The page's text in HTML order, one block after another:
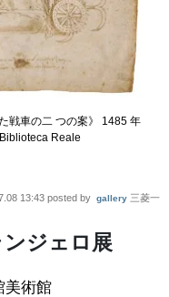
戦車の二 つの案》 1485 年
Reale
13:43posted by gallery 三菱一
ジェロ展
美術館